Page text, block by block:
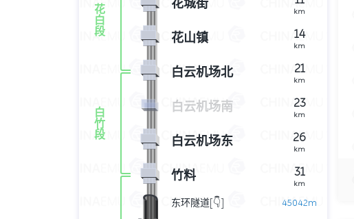
花
白
段
km
花城街
14
km
花山镇
白
竹
段
21
km
白云机场北
23
km
白云机场南
26
km
白云机场东
31
km
竹料
45042m
东环隧道[👇]